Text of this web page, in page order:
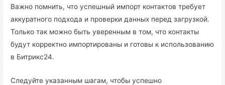
Важно помнить, что успешный импорт контактов требует
аккуратного подхода и проверки данных перед загрузкой.
Только так можно быть уверенным в том, что контакты
будут корректно импортированы и готовы к использованию
в Битрикс24.
Следуйте указанным шагам, чтобы успешно